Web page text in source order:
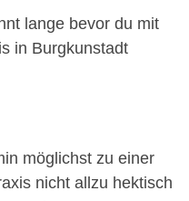
lange bevor du mit
in Burgkunstadt
möglichst zu einer
nicht allzu hektisch